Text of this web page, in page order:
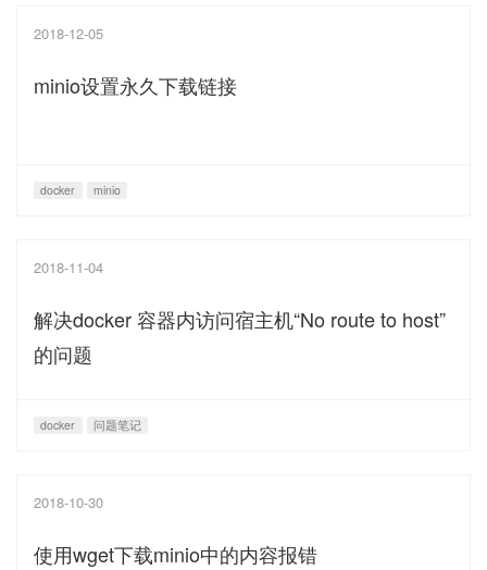
2018-12-05
minio设置永久下载链接
docker minio
2018-11-04
解决docker 容器内访问宿主机“No route to host”
的问题
docker 问题笔记
2018-10-30
使用wget下载minio中的内容报错